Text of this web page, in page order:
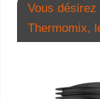
Vous désirez
Thermomix,